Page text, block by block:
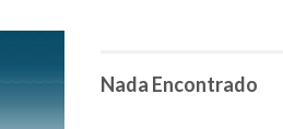
Nada Encontrado